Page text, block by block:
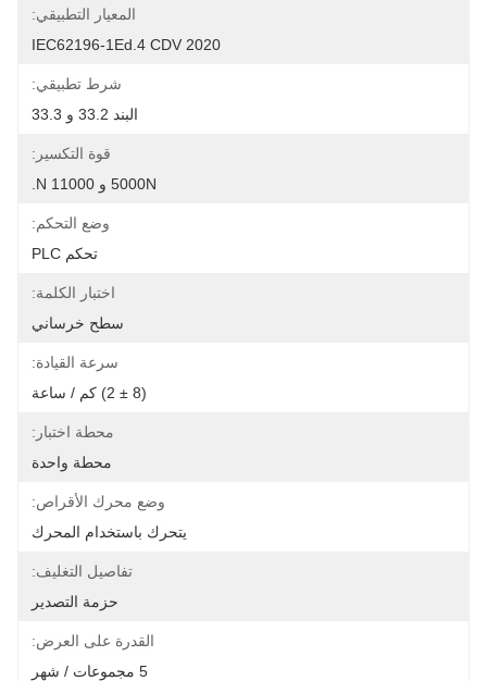
المعيار التطبيقي:
IEC62196-1Ed.4 CDV 2020
شرط تطبيقي:
البند 33.2 و 33.3
قوة التكسير:
5000N و 11000 N.
وضع التحكم:
تحكم PLC
اختبار الكلمة:
سطح خرساني
سرعة القيادة:
محطة اختبار:
محطة واحدة
وضع محرك الأقراص:
يتحرك باستخدام المحرك
تفاصيل التغليف:
حزمة التصدير
القدرة على العرض:
5 مجموعات / شهر